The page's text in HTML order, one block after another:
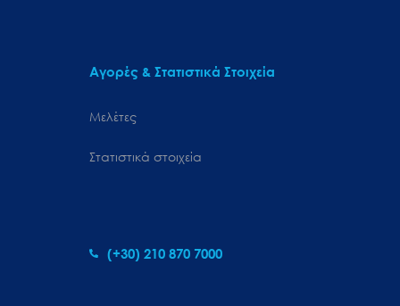
Αγορές & Στατιστικά Στοιχεία
Μελέτες
Στατιστικά στοιχεία
(+30) 210 870 7000